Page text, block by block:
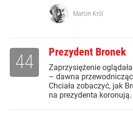
Marcin Król
Prezydent Bronek
Zaprzysiężenie
– dawna
Chciała zobaczyć, jak
na prezydenta koronują.
44